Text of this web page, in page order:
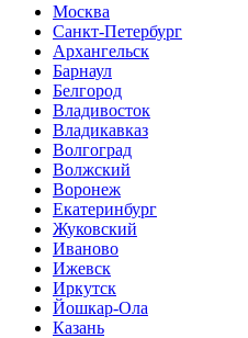
Москва
Санкт-Петербург
Архангельск
Барнаул
Белгород
Владивосток
Владикавказ
Волгоград
Волжский
Воронеж
Екатеринбург
Жуковский
Иваново
Ижевск
Иркутск
Йошкар-Ола
Казань